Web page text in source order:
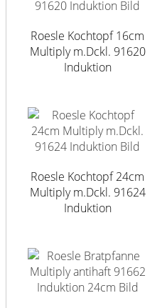
Roesle Kochtopf 16cm
Multiply m.Dckl. 91620
Induktion
Roesle Kochtopf 24cm
Multiply m.Dckl. 91624
Induktion